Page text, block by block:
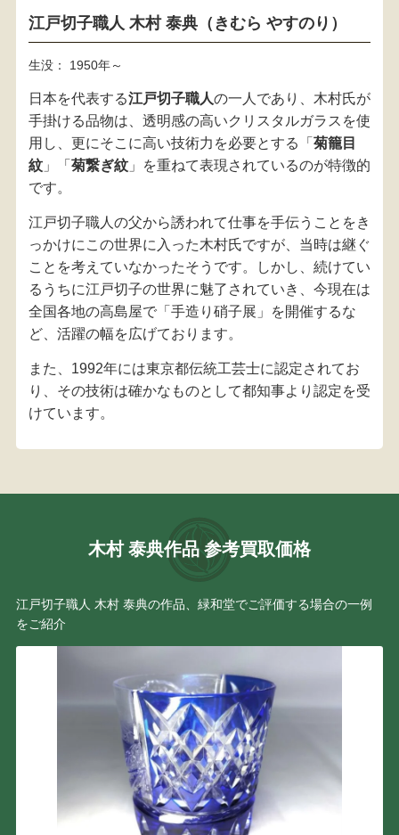
江戸切子職人 木村 泰典（きむら やすのり）
生没： 1950年～
日本を代表する江戸切子職人の一人であり、木村氏が
手掛ける品物は、透明感の高いクリスタルガラスを使
用し、更にそこに高い技術力を必要とする「 菊籠目
紋」「 菊繋ぎ紋」を重ねて表現されているのが特徴的
です。
江戸切子職人の父から誘われて仕事を手伝うことをき
っかけにこの世界に入った木村氏ですが、当時は継ぐ
ことを考えていなかったそうです。しかし、続けてい
るうちに江戸切子の世界に魅了されていき、今現在は
全国各地の高島屋で「手造り硝子展」を開催するな
ど、活躍の幅を広げております。
また、1992年には東京都伝統工芸士に認定されてお
り、その技術は確かなものとして都知事より認定を受
けています。
木村 泰典作品 参考買取価格
江戸切子職人 木村 泰典の作品、緑和堂でご評価する場合の一例
をご紹介